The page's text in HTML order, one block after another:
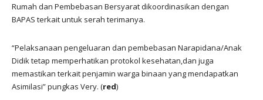
Rumah dan Pembebasan Bersyarat dikoordinasikan dengan
BAPAS terkait untuk serah terimanya.
“Pelaksanaan pengeluaran dan pembebasan Narapidana/Anak
Didik tetap memperhatikan protokol kesehatan,dan juga
memastikan terkait penjamin warga binaan yang mendapatkan
Asimilasi” pungkas Very. (red)